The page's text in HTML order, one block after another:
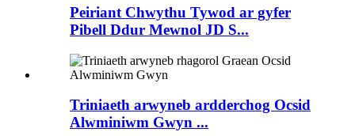
Peiriant Chwythu Tywod ar gyfer
Pibell Ddur Mewnol JD S...
Triniaeth arwyneb ardderchog Ocsid
Alwminiwm Gwyn ...